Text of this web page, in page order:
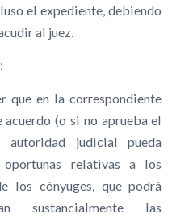
el expediente, debiendo
al juez.
que en la correspondiente
acuerdo (o si no aprueba el
autoridad judicial pueda
relativas a los
los cónyuges, que podrá
sustancialmente las